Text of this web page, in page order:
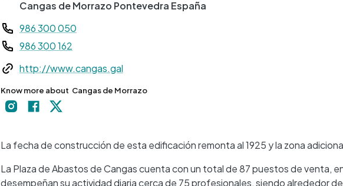
Cangas de Morrazo Pontevedra España
Teléfono
986 300 050
986 300 162
Webhttp://www.cangas.gal
Know more about Cangas de Morrazo
La fecha de construcción de esta edificación remonta al 1925 y la zona
La Plaza de Abastos de Cangas cuenta con un total de 87 puestos de venta,
desempeñan su actividad diaria cerca de 75 profesionales, siendo alrededor